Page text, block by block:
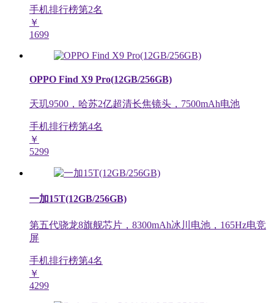
手机排行榜第2名
￥
1699
OPPO Find X9 Pro(12GB/256GB)
天玑9500，哈苏2亿超清长焦镜头，7500mAh电池
手机排行榜第4名
￥
5299
一加15T(12GB/256GB)
第五代骁龙8旗舰芯片，8300mAh冰川电池，165Hz电竞
屏
手机排行榜第4名
￥
4299